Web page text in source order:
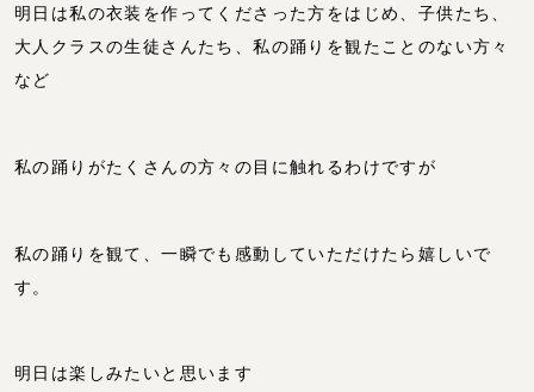
明日は私の衣装を作ってくださった方をはじめ、子供たち、
大人クラスの生徒さんたち、私の踊りを観たことのない方々
など
私の踊りがたくさんの方々の目に触れるわけですが
私の踊りを観て、一瞬でも感動していただけたら嬉しいで
す。
明日は楽しみたいと思います